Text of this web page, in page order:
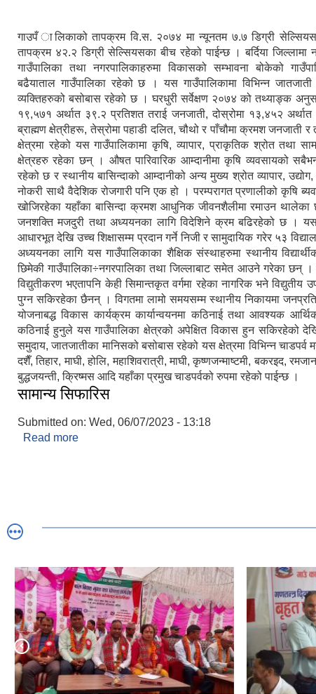
गाउपँ ालिकाको तापक्रम वि.स. २०७४ मा न्यूनतम ७.७ डिग्री
तापक्रम ४२.२ डिग्री सेल्सियसका बीच रहेको पाईन्छ । बर्दिया जिल्लामा
गाउँपालिका तथा नगरपालिकाहरुमा विकासको सम्भावना बोकेको
बढैयाताल गाउँपालिका रहेको छ । यस गाउँपालिकामा विभिन्न जातजाती
व्यक्तिहरुको बसोबास रहेको छ । घरधुरी सर्वेक्षण २०७४ को तथ्याङ्क
१९,५७१ अर्थात ३९.२ प्रतिशत तराई जनजाती, दोस्रोमा १३,४५२
ब्राह्मण क्षेत्रीहरू, तेस्रोमा पहाडी दलित, चौथो र पाँचौमा क्रमश जनजाती र
क्षेत्रमा रहेको यस गाउँपालिकामा कृषि, व्यापार, प्राकृतिक श्रोत तथा
क्षेत्रहरु रहेका छन् । औषत पारिवारिक आम्दानीमा कृषि व्यवसायको
रहेको छ र स्थानीय बासिन्दाको आम्दानीको अन्य मुख्य श्रोत व्यापार,
नोकरी साथै वैदेशिक रोजगारी पनि एक हो । परम्परागत प्रणालीको कृषि
खोजिरहेका यहाँका बासिन्दा क्रमश आधुनिक जीवनशैलीमा रमाउन
जनशक्ति मजदुरी तथा अध्ययनका लागि विदेशिने क्रम बढिरहेको छ । यस
आधारभूत देखि उच्च शिक्षासम्म प्रदान गर्ने निजी र सामुदायिक गरेर ५३
अध्ययनका लागि यस गाउँपालिकाका शैक्षिक संस्थाहरुमा स्थानीय
छिमेकी गाउँपालिका÷नगरपालिका तथा जिल्लाबाट समेत आउने गरेका छन् ।
विद्युतीकरण भएतापनि केही सिमान्तकृत वर्गमा रहेका नागरिक भने विद्युतीय
पुग्न सकिरहेका छैनन् । विगतमा लामो समयसम्म स्थानीय निकायमा
योजनाबद्ध विकास कार्यक्रम कार्यान्वयनमा कठिनाई तथा आवश्यक
कठिनाई हुनुले यस गाउँपालिका क्षेत्रको अपेक्षित विकास हुन सकिरहेको
समुदाय, जातजातीका मानिसको बसोबास रहेको यस क्षेत्रमा विभिन्न चाडपर्व
दशैँ, तिहार, माघी, होलि, महाशिवरात्री, माघी, कृष्णजन्माष्टमी, बकरइद,
बुद्धजयन्ती, क्रिष्मस आदि यहाँका प्रमुख चाडपर्वको रुपमा रहेको पाईन्छ ।
सामान्य सिफारिस
Submitted on: Wed, 06/07/2023 - 13:18
Read more